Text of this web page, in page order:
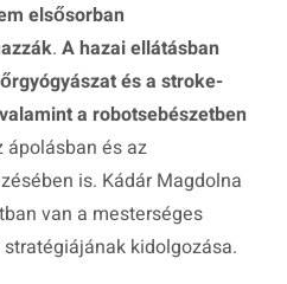
elsősorban
. A hazai ellátásban
és a stroke-
a robotsebészetben
ápolásban és az
is. Kádár Magdolna
van a mesterséges
kidolgozása.